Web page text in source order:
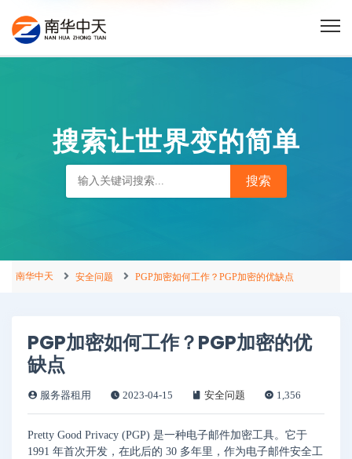
搜索让世界变的简单
南华中天 安全问题 PGP加密如何工作？PGP加密的优缺点
PGP加密如何工作？PGP加密的优
缺点
服务器租用 2023-04-15 安全问题 1,356
Pretty Good Privacy (PGP) 是一种电子邮件加密工具。它于
1991 年首次开发，在此后的 30 多年里，作为电子邮件安全工